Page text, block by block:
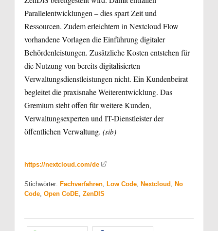
Parallelentwicklungen – dies spart Zeit und
Ressourcen. Zudem erleichtern in Nextcloud Flow
vorhandene Vorlagen die Einführung digitaler
Behördenleistungen. Zusätzliche Kosten entstehen für
die Nutzung von bereits digitalisierten
Verwaltungsdienstleistungen nicht. Ein Kundenbeirat
begleitet die praxisnahe Weiterentwicklung. Das
Gremium steht offen für weitere Kunden,
Verwaltungsexperten und IT-Dienstleister der
öffentlichen Verwaltung. (sib)
https://nextcloud.com/de
Stichwörter: Fachverfahren Low Code Nextcloud No
Code Open CoDE ZenDIS